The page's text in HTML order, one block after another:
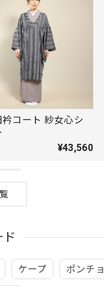
コート 紗女心シ
¥43,560
ケープ ポンチョ